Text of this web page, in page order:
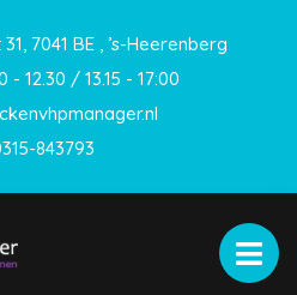
7041 BE , ’s-Heerenberg
- 12.30 / 13.15 - 17:00
843793